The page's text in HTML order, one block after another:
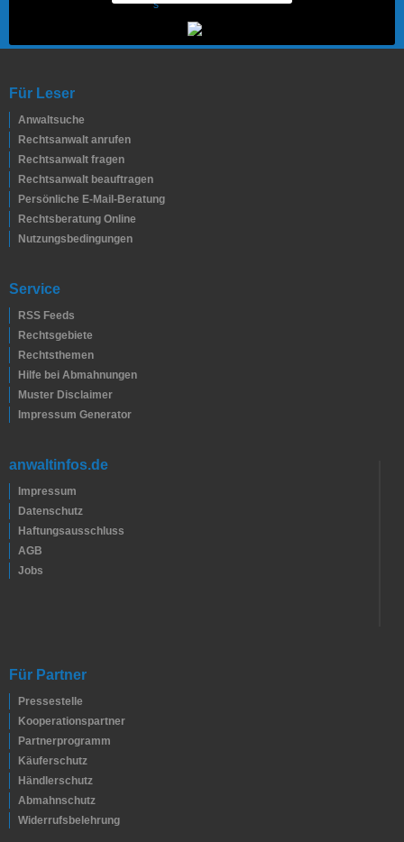
Für Leser
Anwaltsuche
Rechtsanwalt anrufen
Rechtsanwalt fragen
Rechtsanwalt beauftragen
Persönliche E-Mail-Beratung
Rechtsberatung Online
Nutzungsbedingungen
Service
RSS Feeds
Rechtsgebiete
Rechtsthemen
Hilfe bei Abmahnungen
Muster Disclaimer
Impressum Generator
anwaltinfos.de
Impressum
Datenschutz
Haftungsausschluss
AGB
Jobs
Für Partner
Pressestelle
Kooperationspartner
Partnerprogramm
Käuferschutz
Händlerschutz
Abmahnschutz
Widerrufsbelehrung